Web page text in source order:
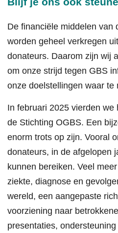
De financiële middelen van
worden geheel verkregen
donateurs. Daarom zijn wij
om onze strijd tegen GBS
onze doelstellingen waar te
In februari 2025 vierden we
de Stichting OGBS. Een
enorm trots op zijn. Vooral
donateurs, in de afgelopen
kunnen bereiken. Veel
ziekte, diagnose en
wereld, een aangepaste
voorziening naar
presentaties,